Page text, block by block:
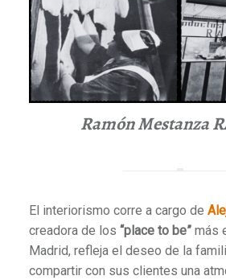
Ramón Mestanza
El interiorismo corre a cargo de
creadora de los “place to be”más
Madrid, refleja el deseo de la
compartir con sus clientes una